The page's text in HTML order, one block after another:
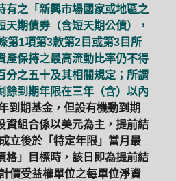
有之「新興市場國家或地區之
天期債券（含短天期公債），
第1項第3款第2目或第3目所
產保持之最高流動比率仍不得
分之五十及其相關規定；所謂
餘到期年限在三年（含）以內
到期基金，但設有機動到期
資組合係以美元為主，提前結
立後於「特定年限」當月最
格」目標時，該日即為提前結
價受益權單位之每單位淨資